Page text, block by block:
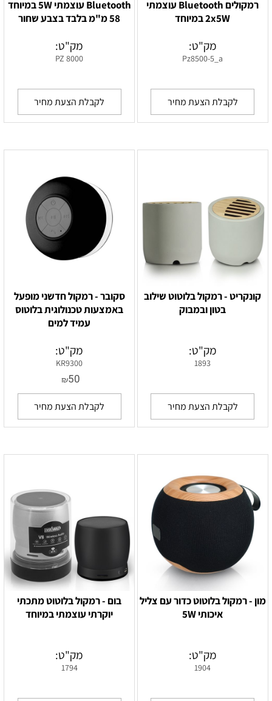
רמקולים Bluetooth עוצמתי
2x5W במיוחד
מק"ט:
Pz8500-5_a
לקבלת הצעת מחיר
Bluetooth עוצמתי 5W במיוחד
58 מ"מ בלבד בצבע שחור
מק"ט:
PZ 8000
לקבלת הצעת מחיר
קונקריט - רמקול בלוטוט שילוב
בטון ובמבוק
מק"ט:
1893
לקבלת הצעת מחיר
סקובר - רמקול חדשני מופעל
באמצעות טכנולוגית בלוטוס
עמיד למים
מק"ט:
KR9300
₪50
לקבלת הצעת מחיר
מון - רמקול בלוטוט כדור עם צליל
איכותי 5W
מק"ט:
1904
בום - רמקול בלוטוט מתכתי
יוקרתי עוצמתי במיוחד
מק"ט:
1794